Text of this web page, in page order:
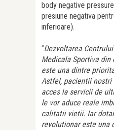
body negative
presiune negativa
inferioare).
“Dezvoltarea
Medicala Sportiva
este una dintre
Astfel, pacientii nostri
acces la servicii de
le vor aduce reale
calitatii vietii. Iar
revolutionar este una